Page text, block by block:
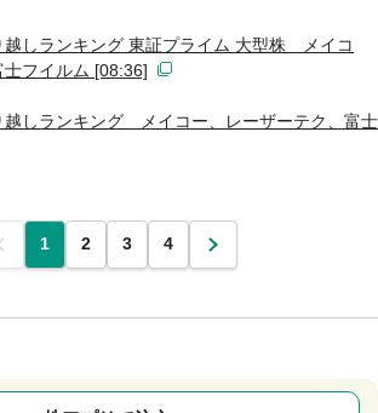
越しランキング 東証プライム 大型株 メイコ
フイルム [08:36]
越しランキング メイコー、レーザーテク、富士
1 2 3 4 次